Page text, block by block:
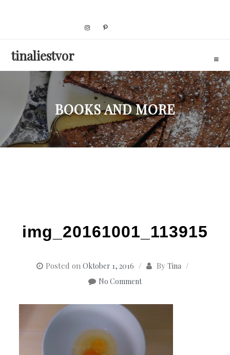
tinaliestvor
BOOKS AND MORE
img_20161001_113915
Posted on Oktober 1, 2016 By Tina
No Comment